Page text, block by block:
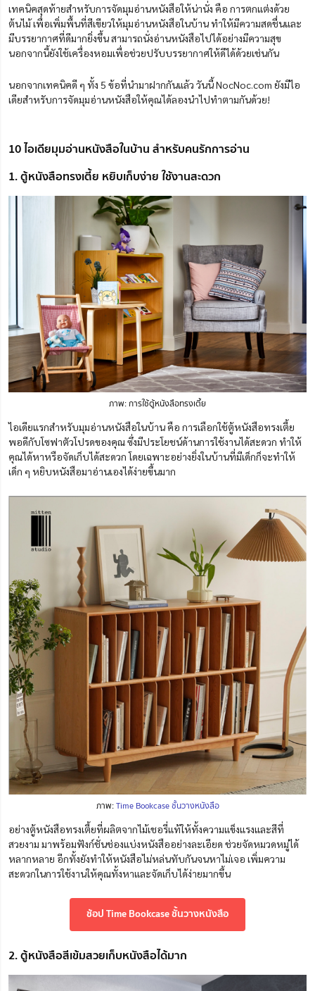
เทคนิคสุดท้ายสำหรับการจัดมุมอ่านหนังสือให้น่านั่ง คือ การตกแต่งด้วย
ต้นไม้ เพื่อเพิ่มพื้นที่สีเขียวให้มุมอ่านหนังสือในบ้าน ทำให้มีความสดชื่นและ
มีบรรยากาศที่ดีมากยิ่งขึ้น สามารถนั่งอ่านหนังสือไปได้อย่างมีความสุข
นอกจากนี้ยังใช้เครื่องหอมเพื่อช่วยปรับบรรยากาศให้ดีได้ด้วยเช่นกัน
นอกจากเทคนิคดี ๆ ทั้ง 5 ข้อที่นำมาฝากกันแล้ว วันนี้ NocNoc.com ยังมีไอ
เดียสำหรับการจัดมุมอ่านหนังสือให้คุณได้ลองนำไปทำตามกันด้วย!
10 ไอเดียมุมอ่านหนังสือในบ้าน สำหรับคนรักการอ่าน
1. ตู้หนังสือทรงเตี้ย หยิบเก็บง่าย ใช้งานสะดวก
ภาพ: การใช้ตู้หนังสือทรงเตี้ย
ไอเดียแรกสำหรับมุมอ่านหนังสือในบ้าน คือ การเลือกใช้ตู้หนังสือทรงเตี้ย
พอดีกับโซฟาตัวโปรดของคุณ ซึ่งมีประโยชน์ด้านการใช้งานได้สะดวก ทำให้
คุณได้หาหรือจัดเก็บได้สะดวก โดยเฉพาะอย่างยิ่งในบ้านที่มีเด็กก็จะทำให้
เด็ก ๆ หยิบหนังสือมาอ่านเองได้ง่ายขึ้นมาก
ภาพ:Time Bookcase ชั้นวางหนังสือ
อย่างตู้หนังสือทรงเตี้ยที่ผลิตจากไม้เชอรี่แท้ให้ทั้งความแข็งแรงและสีที่
สวยงาม มาพร้อมฟังก์ชั่นช่องแบ่งหนังสืออย่างละเอียด ช่วยจัดหมวดหมู่ได้
หลากหลาย อีกทั้งยังทำให้หนังสือไม่หล่นทับกันจนหาไม่เจอ เพิ่มความ
สะดวกในการใช้งานให้คุณทั้งหาและจัดเก็บได้ง่ายมากขึ้น
ช้อป Time Bookcase ชั้นวางหนังสือ
2. ตู้หนังสือสีเข้มสวยเก็บหนังสือได้มาก